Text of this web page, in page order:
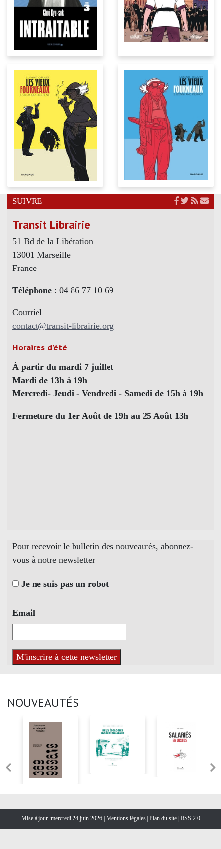
SUIVRE
Transit Librairie
51 Bd de la Libération
13001 Marseille
France
Téléphone : 04 86 77 10 69
Courriel
contact@transit-librairie.org
Horaires d’été
À partir du mardi 7 juillet
Mardi de 13h à 19h
Mercredi- Jeudi - Vendredi - Samedi de 15h à 19h
Fermeture du 1er Août de 19h au 25 Août 13h
Pour recevoir le bulletin des nouveautés, abonnez-
vous à notre newsletter
Je ne suis pas un robot
Email
NOUVEAUTÉS
Mise à jour :mercredi 24 juin 2026 | Mentions légales | Plan du site |RSS 2.0